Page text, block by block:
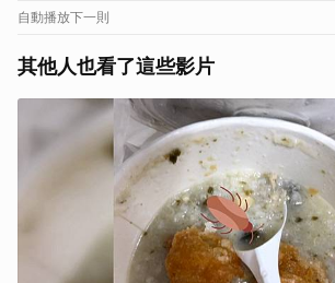
自動播放下一則
其他人也看了這些影片